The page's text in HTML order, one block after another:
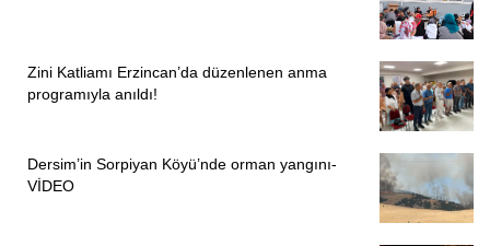
Zini Katliamı Erzincan’da düzenlenen anma
programıyla anıldı!
Dersim’in Sorpiyan Köyü’nde orman yangını-
VİDEO